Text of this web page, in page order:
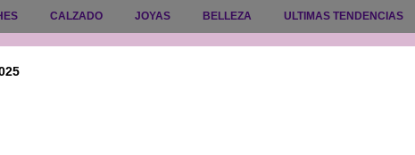
CALZADO JOYAS BELLEZA ULTIMAS TENDENCIAS